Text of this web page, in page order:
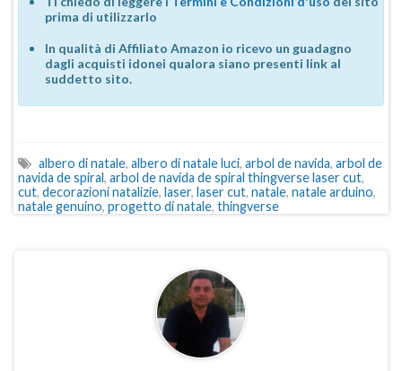
prima di utilizzarlo
In qualità di Affiliato Amazon io ricevo un guadagno
dagli acquisti idonei qualora siano presenti link al
suddetto sito.
albero di natale, albero di natale luci, arbol de navida, arbol de
navida de spiral, arbol de navida de spiral thingverse laser cut,
cut, decorazioni natalizie, laser, laser cut, natale, natale arduino,
natale genuino, progetto di natale, thingverse